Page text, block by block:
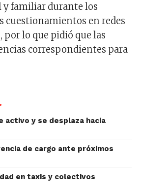
y familiar durante los
cuestionamientos en redes
por lo que pidió que las
correspondientes para
activo y se desplaza hacia
de cargo ante próximos
en taxis y colectivos